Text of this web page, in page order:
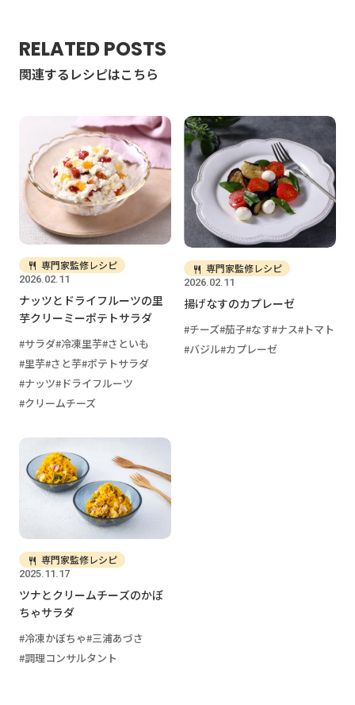
RELATED POSTS
関連するレシピはこちら
2026.02.11
専門家監修レシピ
ナッツとドライフルーツの里
芋クリーミーポテトサラダ
サラダ 冷凍里芋 さといも
里芋 さと芋 ポテトサラダ
ナッツ ドライフルーツ
クリームチーズ
2026.02.11
専門家監修レシピ
揚げなすのカプレーゼ
チーズ 茄子 なす ナス
トマト
バジル カプレーゼ
2025.11.17
専門家監修レシピ
ツナとクリームチーズのかぼ
ちゃサラダ
冷凍かぼちゃ 三浦あづさ
調理コンサルタント